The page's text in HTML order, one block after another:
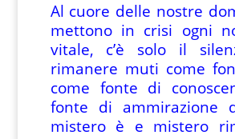
Al cuore delle nostre
mettono in crisi ogni
vitale, c’è solo il
rimanere muti come
come fonte di
fonte di ammirazione
mistero è e mistero